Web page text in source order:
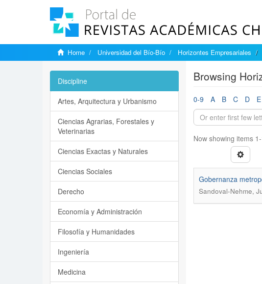
Home Universidad del Bío-Bío Horizontes Empresariales
Browsing
0-9 A B C D E
Now showing items
Gobernanza
Sandoval-Nehme,
Discipline
Artes, Arquitectura y Urbanismo
Ciencias Agrarias, Forestales y
Veterinarias
Ciencias Exactas y Naturales
Ciencias Sociales
Derecho
Economía y Administración
Filosofía y Humanidades
Ingeniería
Medicina